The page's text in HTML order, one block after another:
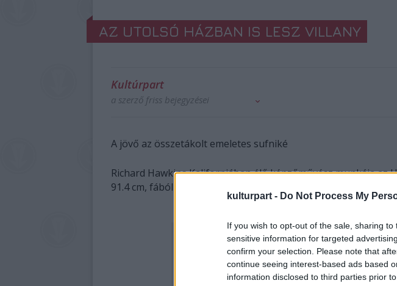
kulturpart - Do Not Process My
If you wish to opt-out of the sale, sharing
sensitive information for targeted
confirm your selection. Please note that
continue seeing interest-based ads based
information disclosed to third parties prior
AZ UTOLSÓ HÁZBAN IS LESZ VILLANY
Kultúrpart
a szerző friss bejegyzései
A jövő az összetákolt emeletes sufniké
Richard Hawkins Kaliforniában élő képzőművész munkája az
91.4 cm, fából készült, és szépen világít, ha felkapcsolják